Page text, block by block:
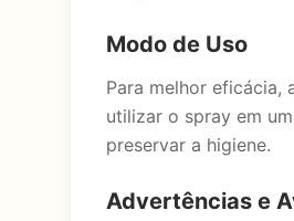
Modo de Uso
Para melhor eficácia,
utilizar o spray em
preservar a higiene.
Advertências e